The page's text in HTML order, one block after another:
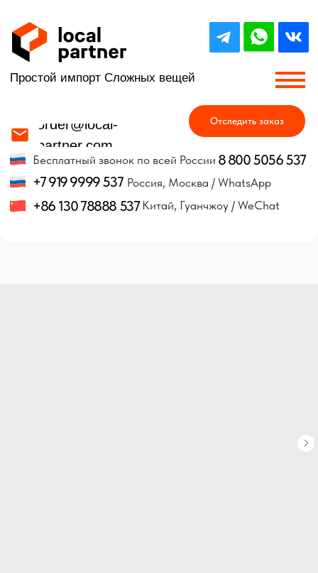
+86 130 78888 537
+7 919 9999 537
8 800 5056 537
Китай, Гуанчжоу / WeChat
Россия, Москва / WhatsApp
Простой импорт Сложных вещей
Отследить заказ